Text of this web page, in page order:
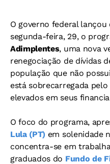
O governo federal
segunda-feira, 29, o
Adimplentes, uma nova
renegociação de dívidas
população que não
está sobrecarregada
elevados em seus
O foco do programa,
Lula (PT) em solenidade
concentra-se em
graduados do Fundo de